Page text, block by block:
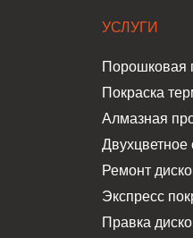
УСЛУГИ
Порошковая
Покраска
Алмазная
Ремонт
Экспресс
Правка